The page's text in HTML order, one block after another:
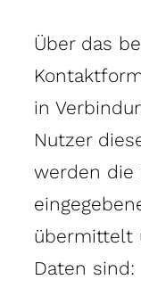
Über das
in
Nutzer
werden die
übermittelt
Daten sind: